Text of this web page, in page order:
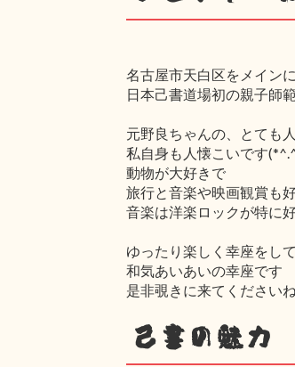
名古屋市天白区をメイン
日本己書道場初の親子師
元野良ちゃんの、とても
私自身も人懐こいです
動物が大好きで
旅行と音楽や映画観賞も
音楽は洋楽ロックが特に
ゆったり楽しく幸座をし
和気あいあいの幸座です
是非覗きに来てください
己書の魅力